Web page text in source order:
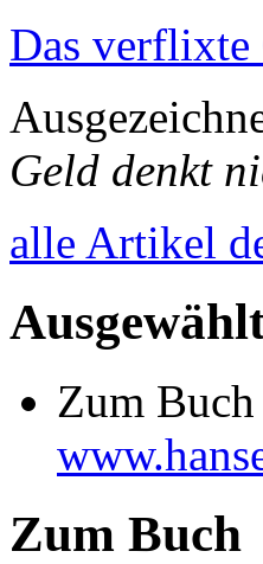
Das verflixte
Geld denkt
alle Artikel
Zum Buch
Zum Buch